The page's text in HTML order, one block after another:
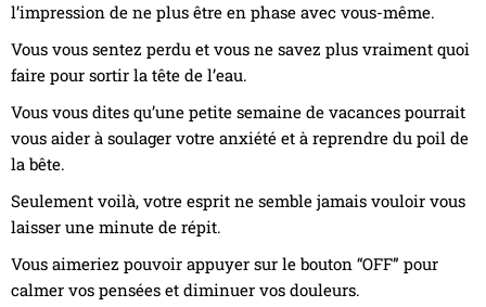
l’impression de ne plus être en phase avec vous-même.
Vous vous sentez perdu et vous ne savez plus vraiment quoi
faire pour sortir la tête de l’eau.
Vous vous dites qu’une petite semaine de vacances pourrait
vous aider à soulager votre anxiété et à reprendre du poil de
la bête.
Seulement voilà, votre esprit ne semble jamais vouloir vous
laisser une minute de répit.
Vous aimeriez pouvoir appuyer sur le bouton “OFF” pour
calmer vos pensées et diminuer vos douleurs.